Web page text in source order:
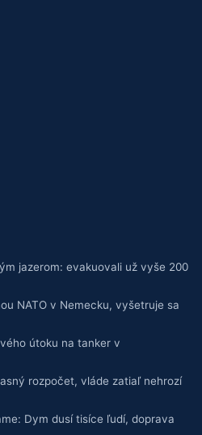
jazerom: evakuovali už vyše 200
NATO v Nemecku, vyšetruje sa
útoku na tanker v
rozpočet, vláde zatiaľ nehrozí
Dym dusí tisíce ľudí, doprava